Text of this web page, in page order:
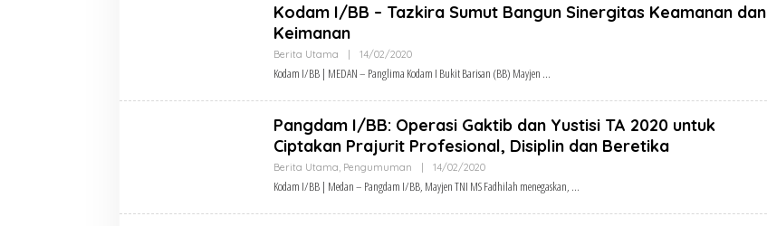
Kodam I/BB – Tazkira Sumut Bangun Sinergitas Keamanan dan
Keimanan
Berita Utama | 14/02/2020Oleh
Kodam I/BB | MEDAN – Panglima Kodam I Bukit Barisan (BB) Mayjen
Pangdam I/BB: Operasi Gaktib dan Yustisi TA 2020 untuk
Ciptakan Prajurit Profesional, Disiplin dan Beretika
Berita Utama Pengumuman | 14/02/2020Oleh
Kodam I/BB | Medan – Pangdam I/BB, Mayjen TNI MS Fadhilah menegaskan,